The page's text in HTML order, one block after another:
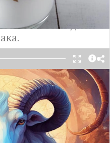
на семь дней
зодиакального